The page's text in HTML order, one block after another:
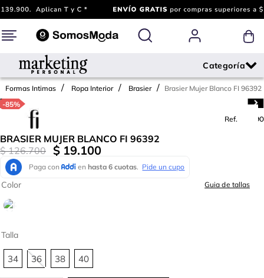
Formas Intimas Ropa Interior Brasier
Brasier Mujer Blanco FI 96392
-85%
Ref.
647590
BRASIER MUJER BLANCO FI 96392
$ 126.700 $ 19.100
Talla
34 36 38 40
Color Guia de tallas